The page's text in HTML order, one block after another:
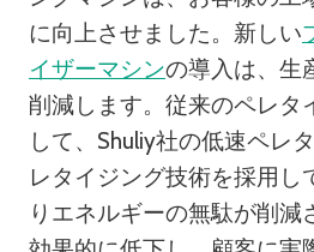
に向上させました。新しい
イザーマシンの導入は、生
削減します。従来のペレタ
して、Shuliy社の低速ペレ
レタイジング技術を採用し
りエネルギーの無駄が削減